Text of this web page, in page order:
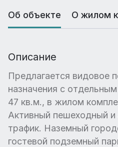
Об объекте О жилом
Описание
Предлагается видовое
назначения c
47 кв.м., в жилом
Активный пешеходный
трафик. Наземный
гостевой подземный